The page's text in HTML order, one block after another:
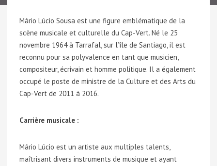
Mário Lúcio Sousa est une figure emblématique de la
scène musicale et culturelle du Cap-Vert. Né le 25
novembre 1964 à Tarrafal, sur l’île de Santiago, il est
reconnu pour sa polyvalence en tant que musicien,
compositeur, écrivain et homme politique. Il a également
occupé le poste de ministre de la Culture et des Arts du
Cap-Vert de 2011 à 2016.
Carrière musicale :
Mário Lúcio est un artiste aux multiples talents,
maîtrisant divers instruments de musique et ayant